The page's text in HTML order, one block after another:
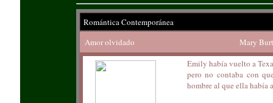
Romántica Contemporánea
Amor olvidado
Mary
Emily había vuelto a
pero no contaba con
hombre al que ella había